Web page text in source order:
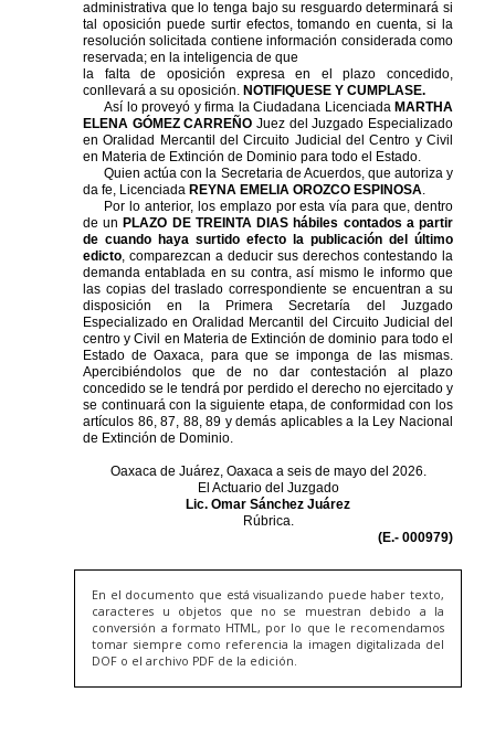
En el documento que está visualizando puede haber texto,
caracteres u objetos que no se muestran debido a la
conversión a formato HTML, por lo que le recomendamos
tomar siempre como referencia la imagen digitalizada del
DOF o el archivo PDF de la edición.